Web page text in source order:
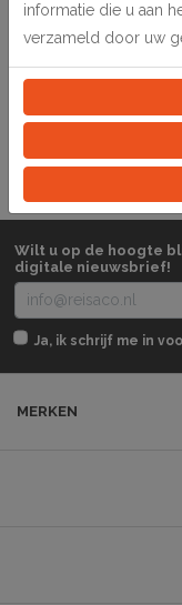
Specificaties
Wilt u op de hoogte
digitale nieuwsbrief!
Ja, ik schrijf me in
MERKEN
informatie die u aan
verzameld door uw